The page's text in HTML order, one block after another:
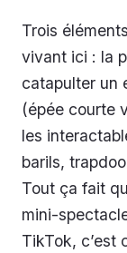
Trois
vivant ici : la
catapulter un
(épée courte
les
barils,
Tout ça fait
mini-
TikTok, c’est